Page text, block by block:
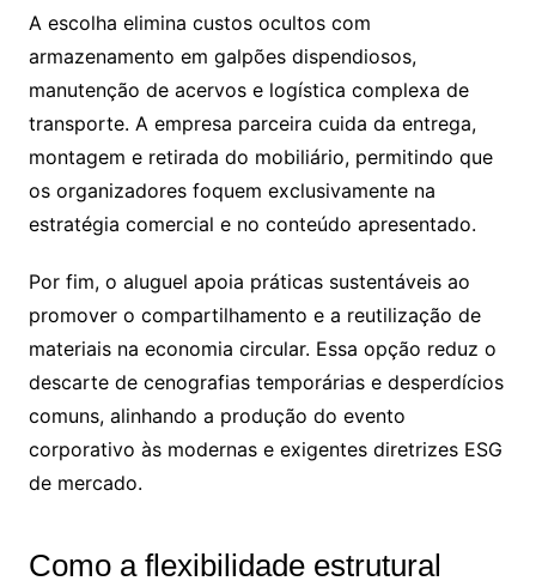
A escolha elimina custos ocultos com
armazenamento em galpões dispendiosos,
manutenção de acervos e logística complexa de
transporte. A empresa parceira cuida da entrega,
montagem e retirada do mobiliário, permitindo que
os organizadores foquem exclusivamente na
estratégia comercial e no conteúdo apresentado.
Por fim, o aluguel apoia práticas sustentáveis ao
promover o compartilhamento e a reutilização de
materiais na economia circular. Essa opção reduz o
descarte de cenografias temporárias e desperdícios
comuns, alinhando a produção do evento
corporativo às modernas e exigentes diretrizes ESG
de mercado.
Como a flexibilidade estrutural